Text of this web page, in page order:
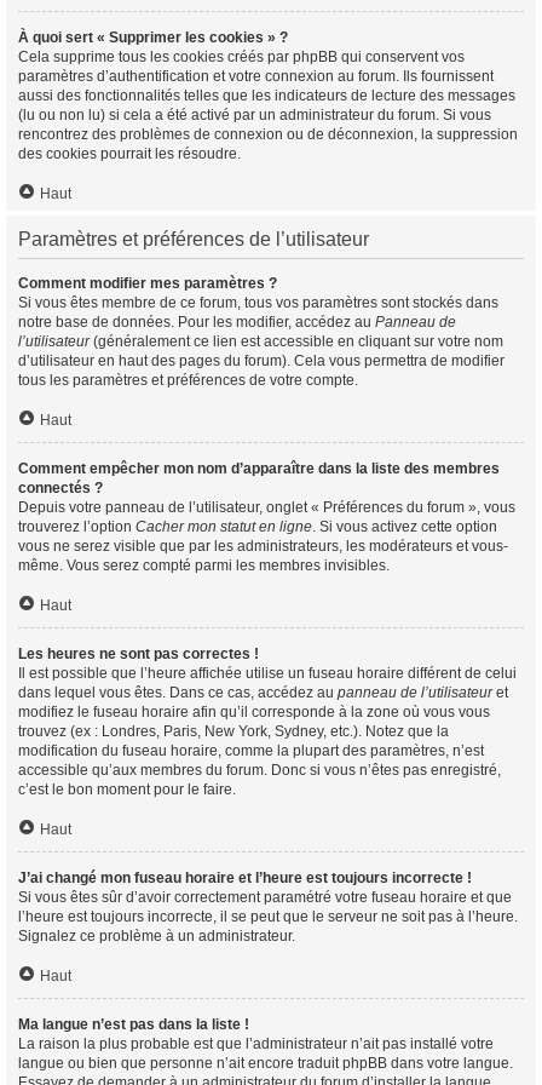
À quoi sert « Supprimer les cookies » ?
Cela supprime tous les cookies créés par phpBB qui conservent vos
paramètres d’authentification et votre connexion au forum. Ils fournissent
aussi des fonctionnalités telles que les indicateurs de lecture des messages
(lu ou non lu) si cela a été activé par un administrateur du forum. Si vous
rencontrez des problèmes de connexion ou de déconnexion, la suppression
des cookies pourrait les résoudre.
Haut
Paramètres et préférences de l’utilisateur
Comment modifier mes paramètres ?
Si vous êtes membre de ce forum, tous vos paramètres sont stockés dans
notre base de données. Pour les modifier, accédez au Panneau de
l’utilisateur(généralement ce lien est accessible en cliquant sur votre nom
d’utilisateur en haut des pages du forum). Cela vous permettra de modifier
tous les paramètres et préférences de votre compte.
Haut
Comment empêcher mon nom d’apparaître dans la liste des membres
connectés ?
Depuis votre panneau de l’utilisateur, onglet « Préférences du forum », vous
trouverez l’option Cacher mon statut en ligne. Si vous activez cette option
vous ne serez visible que par les administrateurs, les modérateurs et vous-
même. Vous serez compté parmi les membres invisibles.
Haut
Les heures ne sont pas correctes !
Il est possible que l’heure affichée utilise un fuseau horaire différent de celui
dans lequel vous êtes. Dans ce cas, accédez au panneau de l’utilisateuret
modifiez le fuseau horaire afin qu’il corresponde à la zone où vous vous
trouvez (ex : Londres, Paris, New York, Sydney, etc.). Notez que la
modification du fuseau horaire, comme la plupart des paramètres, n’est
accessible qu’aux membres du forum. Donc si vous n’êtes pas enregistré,
c’est le bon moment pour le faire.
Haut
J’ai changé mon fuseau horaire et l’heure est toujours incorrecte !
Si vous êtes sûr d’avoir correctement paramétré votre fuseau horaire et que
l’heure est toujours incorrecte, il se peut que le serveur ne soit pas à l’heure.
Signalez ce problème à un administrateur.
Haut
Ma langue n’est pas dans la liste !
La raison la plus probable est que l’administrateur n’ait pas installé votre
langue ou bien que personne n’ait encore traduit phpBB dans votre langue.